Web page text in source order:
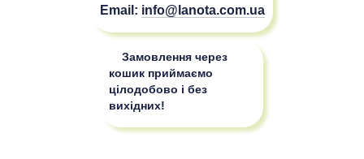
Email: info@lanota.com.ua
Замовлення через
кошик приймаємо
цілодобово і без
вихідних!